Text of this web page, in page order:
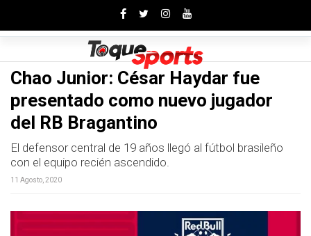
Chao Junior: César Haydar fue
presentado como nuevo jugador
del RB Bragantino
El defensor central de 19 años llegó al fútbol brasileño
con el equipo recién ascendido.
11 Agosto, 2020